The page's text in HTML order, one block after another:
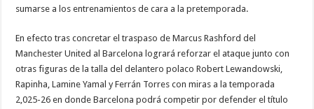
sumarse a los entrenamientos de cara a la pretemporada.
En efecto tras concretar el traspaso de Marcus Rashford del
Manchester United al Barcelona logrará reforzar el ataque junto con
otras figuras de la talla del delantero polaco Robert Lewandowski,
Rapinha, Lamine Yamal y Ferrán Torres con miras a la temporada
2,025-26 en donde Barcelona podrá competir por defender el título